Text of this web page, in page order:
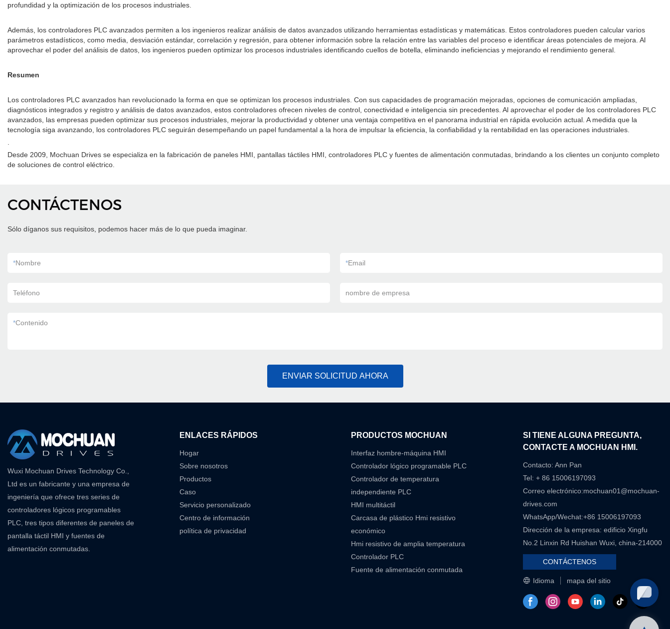
profundidad y la optimización de los procesos industriales.
Además, los controladores PLC avanzados permiten a los ingenieros realizar análisis de datos avanzados utilizando herramientas estadísticas y matemáticas. Estos controladores pueden calcular varios
parámetros estadísticos, como media, desviación estándar, correlación y regresión, para obtener información sobre la relación entre las variables del proceso e identificar áreas potenciales de mejora. Al
aprovechar el poder del análisis de datos, los ingenieros pueden optimizar los procesos industriales identificando cuellos de botella, eliminando ineficiencias y mejorando el rendimiento general.
Resumen
Los controladores PLC avanzados han revolucionado la forma en que se optimizan los procesos industriales. Con sus capacidades de programación mejoradas, opciones de comunicación ampliadas,
diagnósticos integrados y registro y análisis de datos avanzados, estos controladores ofrecen niveles de control, conectividad e inteligencia sin precedentes. Al aprovechar el poder de los controladores PLC
avanzados, las empresas pueden optimizar sus procesos industriales, mejorar la productividad y obtener una ventaja competitiva en el panorama industrial en rápida evolución actual. A medida que la
tecnología siga avanzando, los controladores PLC seguirán desempeñando un papel fundamental a la hora de impulsar la eficiencia, la confiabilidad y la rentabilidad en las operaciones industriales.
.
Desde 2009, Mochuan Drives se especializa en la fabricación de paneles HMI, pantallas táctiles HMI, controladores PLC y fuentes de alimentación conmutadas, brindando a los clientes un conjunto completo
de soluciones de control eléctrico.
CONTÁCTENOS
Sólo díganos sus requisitos, podemos hacer más de lo que pueda imaginar.
*Nombre *Email
Teléfono nombre de empresa
*Contenido
ENVIAR SOLICITUD AHORA
Wuxi Mochuan Drives Technology Co.,
Ltd es un fabricante y una empresa de
ingeniería que ofrece tres series de
controladores lógicos programables
PLC, tres tipos diferentes de paneles de
pantalla táctil HMI y fuentes de
alimentación conmutadas.
ENLACES RÁPIDOS
Hogar
Sobre nosotros
Productos
Caso
Servicio personalizado
Centro de información
política de privacidad
PRODUCTOS MOCHUAN
Interfaz hombre-máquina HMI
Controlador lógico programable PLC
Controlador de temperatura
independiente PLC
HMI multitáctil
Carcasa de plástico Hmi resistivo
económico
Hmi resistivo de amplia temperatura
Controlador PLC
Fuente de alimentación conmutada
SI TIENE ALGUNA PREGUNTA,
CONTACTE A MOCHUAN HMI.
Contacto: Ann Pan
Tel: + 86 15006197093
Correo electrónico:mochuan01@mochuan-
drives.com
WhatsApp/Wechat:+86 15006197093
Dirección de la empresa: edificio Xingfu
No.2 Linxin Rd Huishan Wuxi, china-214000
CONTÁCTENOS
Idioma mapa del sitio